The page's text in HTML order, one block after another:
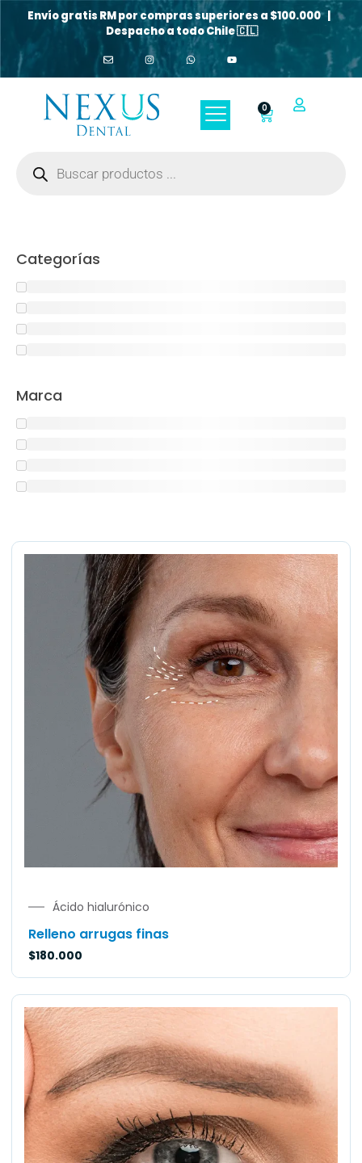
Envío gratis RM por compras superiores a $100.000 |
Despacho a todo Chile 🇨🇱
0
Categorías
Marca
Ácido hialurónico
Relleno arrugas finas
$180.000